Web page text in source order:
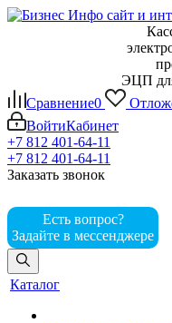
ЭЦП
Сравнение0
ВойтиКабинет
+7 812 401-64-11
+7 812 401-64-11
Заказать звонок
Есть вопрос?
Задайте в мессенджере
Каталог